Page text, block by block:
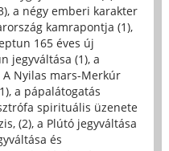
, a négy emberi karakter
kamrapontja (1),
165 éves új
jegyváltása (1), a
A Nyilas mars-Merkúr
, a pápalátogatás
spirituális üzenete
(2), a Plútó jegyváltása
és